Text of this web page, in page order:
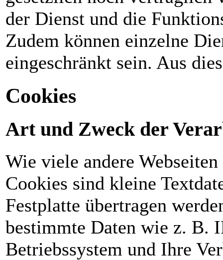
der Dienst und die
Zudem können einzelne
eingeschränkt sein. Aus
Cookies
Art und Zweck der
Wie viele andere
Cookies sind kleine
Festplatte übertragen
bestimmte Daten wie z. B.
Betriebssystem und Ihre